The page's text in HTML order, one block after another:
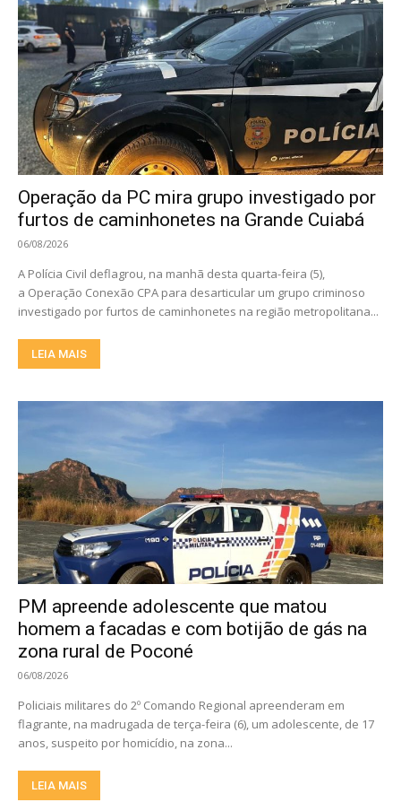
Operação da PC mira grupo investigado por
furtos de caminhonetes na Grande Cuiabá
06/08/2026
A Polícia Civil deflagrou, na manhã desta quarta-feira (5),
a Operação Conexão CPA para desarticular um grupo criminoso
investigado por furtos de caminhonetes na região metropolitana...
LEIA MAIS
PM apreende adolescente que matou
homem a facadas e com botijão de gás na
zona rural de Poconé
06/08/2026
Policiais militares do 2º Comando Regional apreenderam em
flagrante, na madrugada de terça-feira (6), um adolescente, de 17
anos, suspeito por homicídio, na zona...
LEIA MAIS